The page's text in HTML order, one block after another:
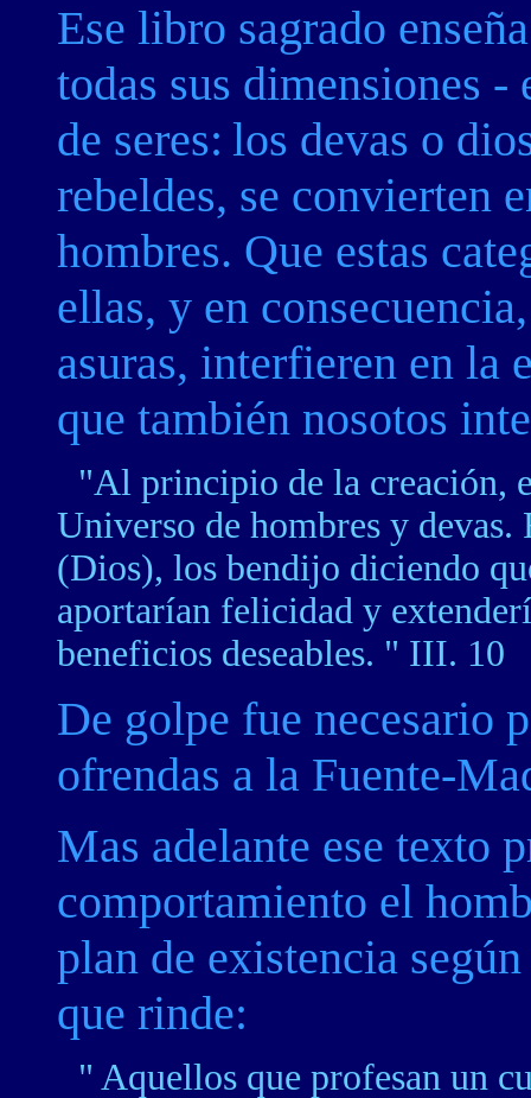
Ese libro sagrado
todas sus dimensiones -
de seres: los devas o
rebeldes, se convierten
hombres. Que estas
ellas, y en
asuras, interfieren en la
que también nosotos
"Al principio de la creación,
Universo de hombres y devas.
(Dios), los bendijo diciendo
aportarían felicidad y
beneficios deseables. " III. 10
De golpe fue necesario
ofrendas a la Fuente-
Mas adelante ese texto
comportamiento el
plan de existencia
que rinde:
" Aquellos que profesan un